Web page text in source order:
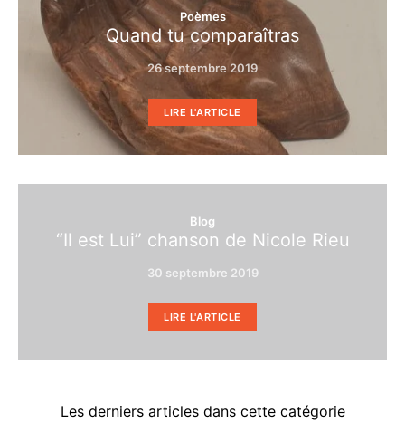
Poèmes
Quand tu comparaîtras
26 septembre 2019
LIRE L'ARTICLE
Blog
“Il est Lui” chanson de Nicole Rieu
30 septembre 2019
LIRE L'ARTICLE
Les derniers articles dans cette catégorie